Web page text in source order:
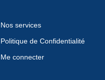
Nos services
Politique de Confidentialité
Me connecter